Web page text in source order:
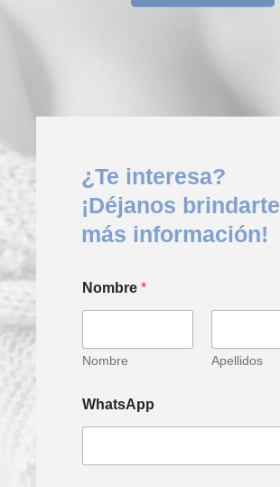
¿Te interesa?
¡Déjanos brindarte
más información!
Nombre *
Nombre Apellidos
WhatsApp